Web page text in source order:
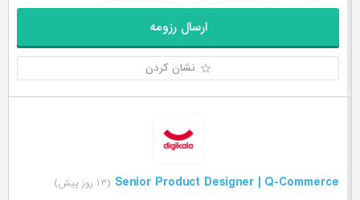
ارسال رزومه
نشان کردن
Senior Product Designer | Q-Commerce (۱۳ روز پیش)